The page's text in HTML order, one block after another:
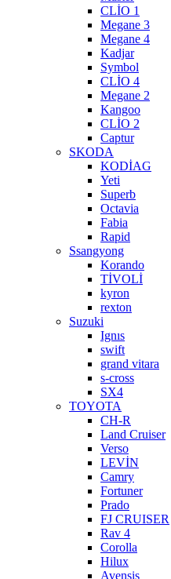
CLİO 1
Megane 3
Megane 4
Kadjar
Symbol
CLİO 4
Megane 2
Kangoo
CLİO 2
Captur
SKODA
KODİAG
Yeti
Superb
Octavia
Fabia
Rapid
Ssangyong
Korando
TİVOLİ
kyron
rexton
Suzuki
Ignıs
swift
grand vitara
s-cross
SX4
TOYOTA
CH-R
Land Cruiser
Verso
LEVİN
Camry
Fortuner
Prado
FJ CRUISER
Rav 4
Corolla
Hilux
Avensis